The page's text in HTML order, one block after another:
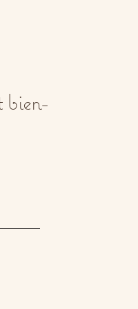
bien-